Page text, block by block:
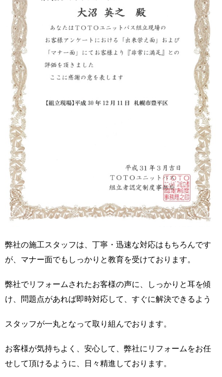
弊社の施工スタッフは、丁寧・迅速な対応はもちろんです
が、マナー面でもしっかりと教育を受けております。
弊社でリフォームされたお客様の声に、しっかりと耳を傾
け、問題点があれば即時対応して、すぐに解決できるよう
スタッフが一丸となって取り組んでおります。
お客様が気持ちよく、安心して、弊社にリフォームをお任
せして頂けるように、日々精進しております。